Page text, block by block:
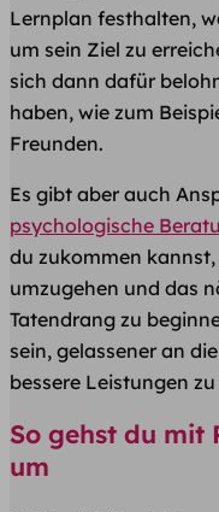
Lernplan festhalten,
um sein Ziel zu
sich dann dafür
haben, wie zum
Freunden.
Es gibt aber auch
psychologische
du zukommen
umzugehen und das
Tatendrang zu
sein, gelassener an
bessere Leistungen zu
So gehst du mit
um